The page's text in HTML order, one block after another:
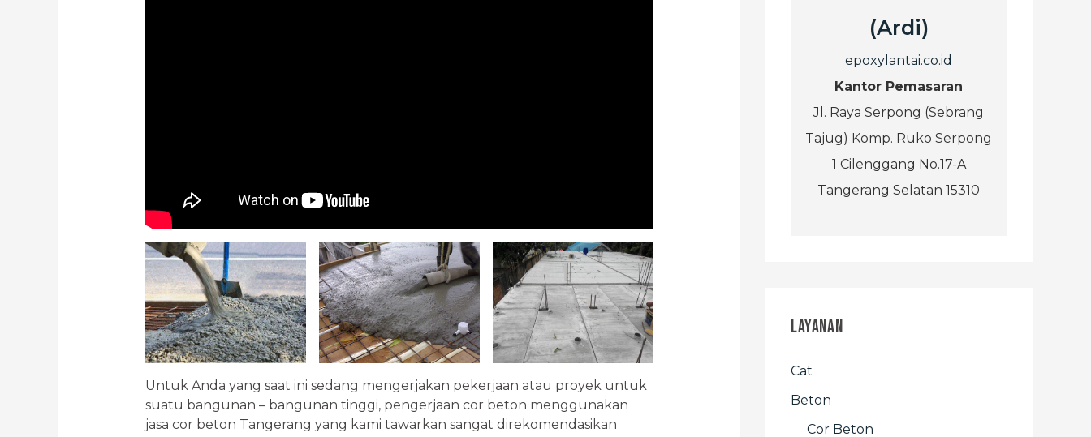
Untuk Anda yang saat ini sedang mengerjakan pekerjaan atau proyek untuk
suatu bangunan – bangunan tinggi, pengerjaan cor beton menggunakan
jasa cor beton Tangerang yang kami tawarkan sangat direkomendasikan
(Ardi)
epoxylantai.co.id
Kantor Pemasaran
Jl. Raya Serpong (Sebrang
Tajug) Komp. Ruko Serpong
1 Cilenggang No.17-A
Tangerang Selatan 15310
Layanan
Cat
Beton
Cor Beton